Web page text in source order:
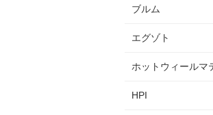
ブルム
エグゾト
ホットウィールマ
HPI